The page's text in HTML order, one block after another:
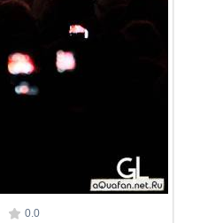
680x1024
0.0